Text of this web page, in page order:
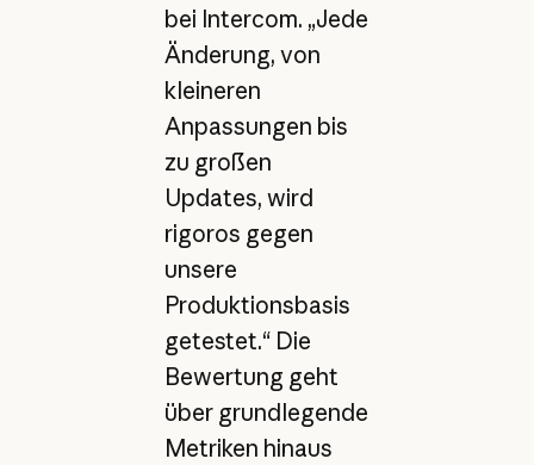
bei Intercom. „Jede
Änderung, von
kleineren
Anpassungen bis
zu großen
Updates, wird
rigoros gegen
unsere
Produktionsbasis
getestet.“ Die
Bewertung geht
über grundlegende
Metriken hinaus